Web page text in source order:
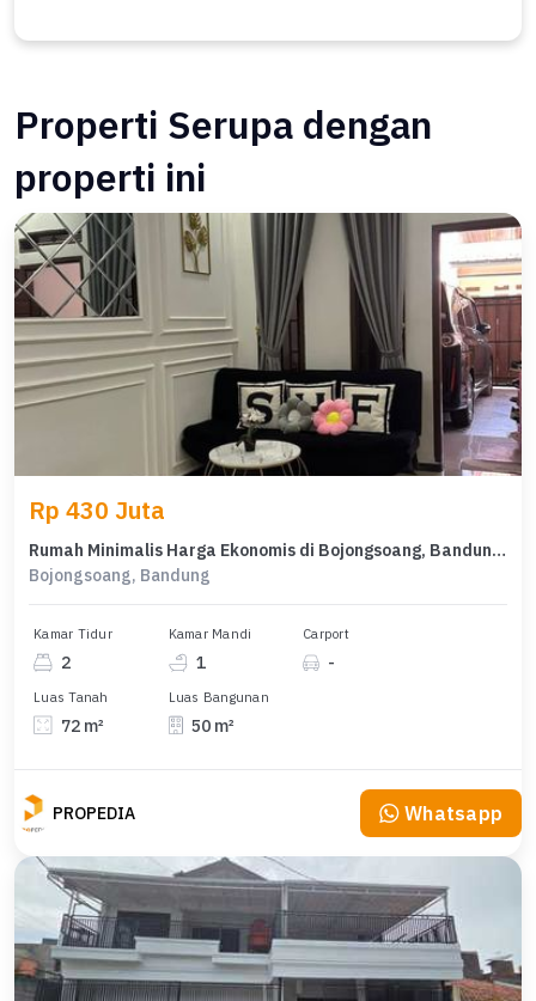
Properti Serupa dengan
properti ini
Rp 430 Juta
Rumah Minimalis Harga Ekonomis di Bojongsoang, Bandung, LB 50m²
Bojongsoang, Bandung
Kamar Tidur
2
Kamar Mandi
1
Carport
-
Luas Tanah
72 m²
Luas Bangunan
50 m²
PROPEDIA Whatsapp